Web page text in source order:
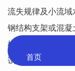
流失规律及小流域
钢结构支架或混凝
模拟降雨系统配合
试。
首页